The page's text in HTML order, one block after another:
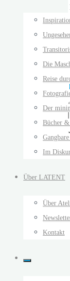
Die
Reise
Der
Bücher
Im
Über LATENT
Über
Kontakt